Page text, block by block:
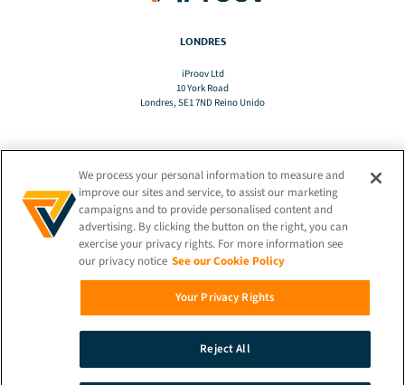
LONDRES
iProov Ltd
10 York Road
Londres, SE1 7ND Reino Unido
TRADUCIR
ES
MANTENTE CONECTADO
We process your personal information to measure and
improve our sites and service, to assist our marketing
campaigns and to provide personalised content and
advertising. By clicking the button on the right, you can
exercise your privacy rights. For more information see
our privacy notice See our Cookie Policy
Your Privacy Rights
Reject All